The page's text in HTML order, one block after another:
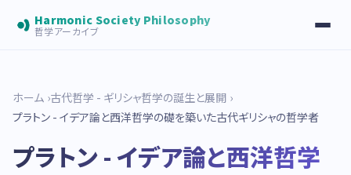
Harmonic Society Philosophy
哲学アーカイブ
ホーム 古代哲学 - ギリシャ哲学の誕生と展開
プラトン - イデア論と西洋哲学の礎を築いた古代ギリシャの哲学者
プラトン - イデア論と西洋哲学